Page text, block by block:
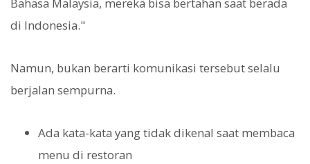
di Indonesia."
Namun, bukan berarti komunikasi tersebut selalu
berjalan sempurna.
Ada kata-kata yang tidak dikenal saat membaca
menu di restoran